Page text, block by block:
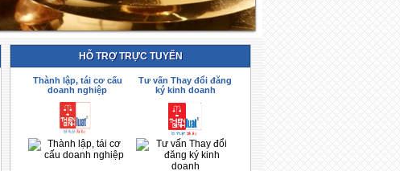
HỖ TRỢ TRỰC TUYẾN
Thành lập, tái cơ cấu
doanh nghiệp
Tư vấn Thay đổi đăng
ký kinh doanh